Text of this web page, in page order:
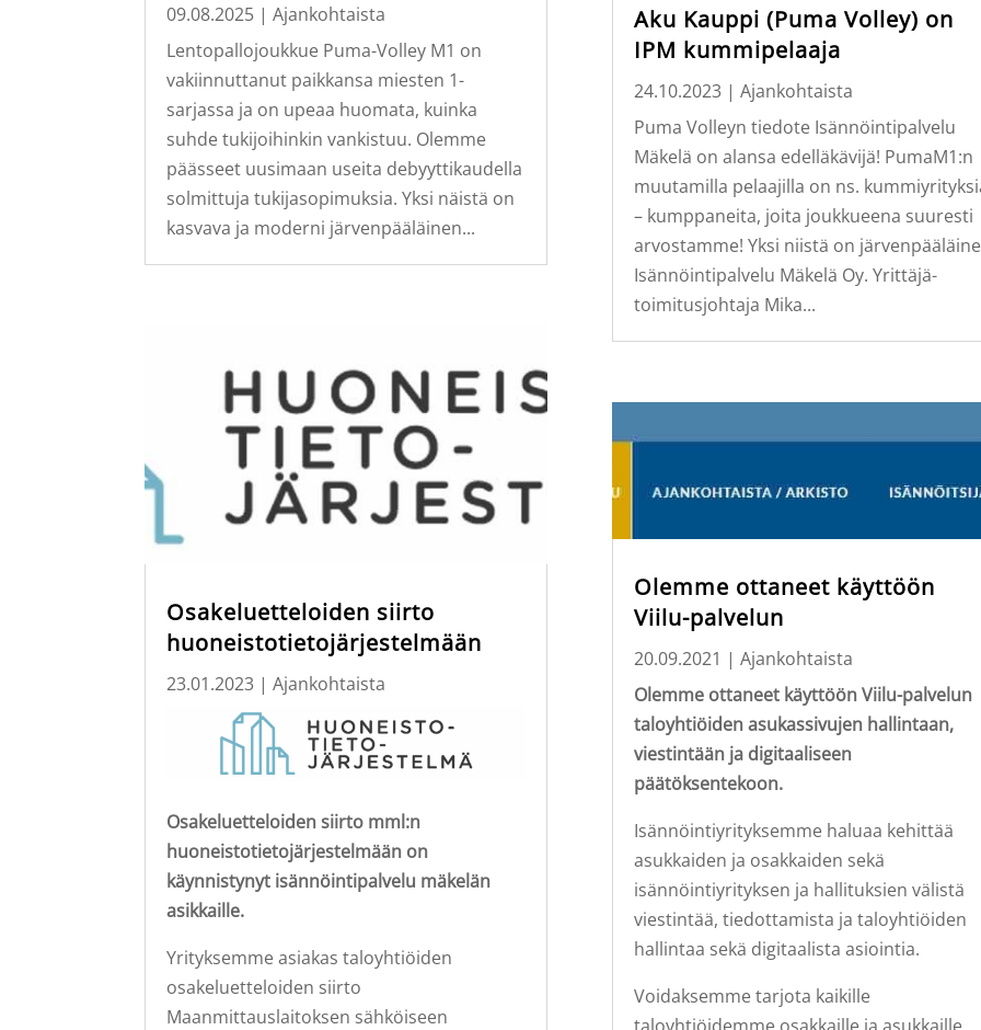
09.08.2025 | Ajankohtaista
Lentopallojoukkue Puma-Volley M1 on
vakiinnuttanut paikkansa miesten 1-
sarjassa ja on upeaa huomata, kuinka
suhde tukijoihinkin vankistuu. Olemme
päässeet uusimaan useita debyyttikaudella
solmittuja tukijasopimuksia. Yksi näistä on
kasvava ja moderni järvenpääläinen...
Osakeluetteloiden siirto
huoneistotietojärjestelmään
23.01.2023 | Ajankohtaista
Osakeluetteloiden siirto mml:n
huoneistotietojärjestelmään on
käynnistynyt isännöintipalvelu mäkelän
asikkaille.
Yrityksemme asiakas taloyhtiöiden
osakeluetteloiden siirto
Maanmittauslaitoksen sähköiseen
Aku Kauppi (Puma Volley) on
IPM kummipelaaja
24.10.2023 |Ajankohtaista
Puma Volleyn tiedote Isännöintipalvelu
Mäkelä on alansa edelläkävijä! PumaM1:n
muutamilla pelaajilla on ns.
– kumppaneita, joita joukkueena suuresti
arvostamme! Yksi niistä on
Isännöintipalvelu Mäkelä Oy. Yrittäjä-
toimitusjohtaja Mika...
Olemme ottaneet käyttöön
Viilu-palvelun
20.09.2021 |Ajankohtaista
Olemme ottaneet käyttöön Viilu-palvelun
taloyhtiöiden asukassivujen hallintaan,
viestintään ja digitaaliseen
päätöksentekoon.
Isännöintiyrityksemme haluaa kehittää
asukkaiden ja osakkaiden sekä
isännöintiyrityksen ja hallituksien välistä
viestintää, tiedottamista ja taloyhtiöiden
hallintaa sekä digitaalista asiointia.
Voidaksemme tarjota kaikille
taloyhtiöidemme osakkaille ja asukkaille